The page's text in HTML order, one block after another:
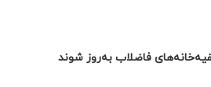
فاضلاب به‌روز شوند